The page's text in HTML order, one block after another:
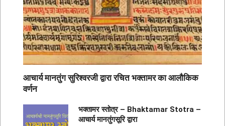
आचार्य मानतुंग सुरिश्वरजी द्वारा रचित भक्तामर का आलौकिक
वर्णन
भक्तामर स्तोत्र – Bhaktamar Stotra –
आचार्य मानतुंगसूरि द्वारा